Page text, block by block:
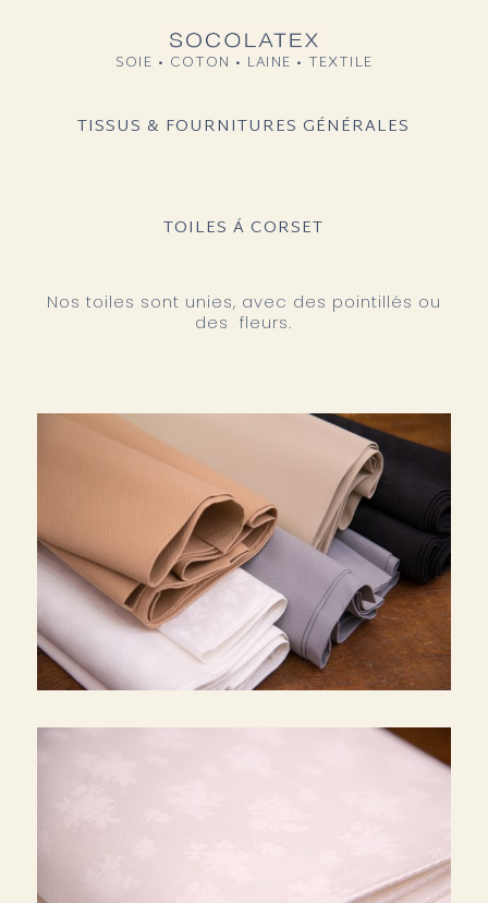
SOIE • COTON • LAINE • TEXTILE
TISSUS & FOURNITURES GÉNÉRALES
TOILES Á CORSET
Nos toiles sont unies, avec des pointillés ou
des fleurs.